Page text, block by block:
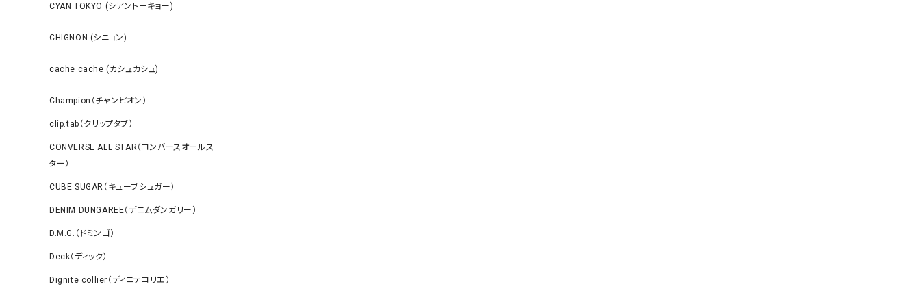
CYAN TOKYO (シアントーキョー)
CHIGNON (シニョン)
cache cache (カシュカシュ)
Champion（チャンピオン）
clip.tab（クリップタブ）
CONVERSE ALL STAR（コンバースオールス
ター）
CUBE SUGAR（キューブシュガー）
DENIM DUNGAREE（デニムダンガリー）
D.M.G.（ドミンゴ）
Deck（ディック）
Dignite collier（ディニテコリエ）